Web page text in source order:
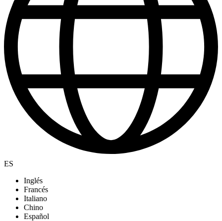
ES
Inglés
Francés
Italiano
Chino
Español